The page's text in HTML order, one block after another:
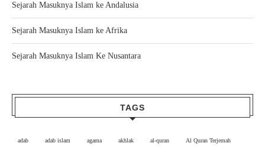
Sejarah Masuknya Islam ke Andalusia
Sejarah Masuknya Islam ke Afrika
Sejarah Masuknya Islam Ke Nusantara
TAGS
adab adab islam agama akhlak al-quran
Al Quran Terjemah